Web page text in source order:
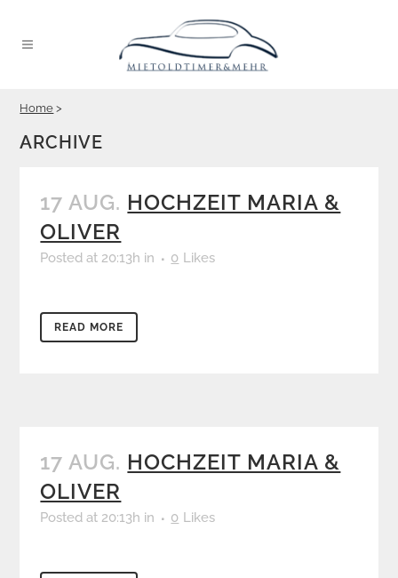
Home >
ARCHIVE
17 AUG. HOCHZEIT MARIA &
OLIVER
Posted at 20:13h in 0 Likes
READ MORE
17 AUG. HOCHZEIT MARIA &
OLIVER
Posted at 20:13h in 0 Likes